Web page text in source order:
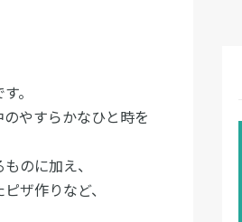
。
やすらかなひと時を
のに加え、
ザ作りなど、